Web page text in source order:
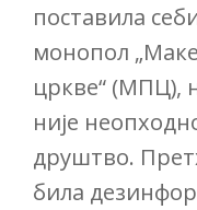
поставила
монопол
цркве“ (МПЦ),
није
друштво.
била